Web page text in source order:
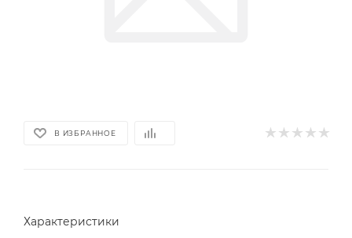
В ИЗБРАННОЕ
Характеристики